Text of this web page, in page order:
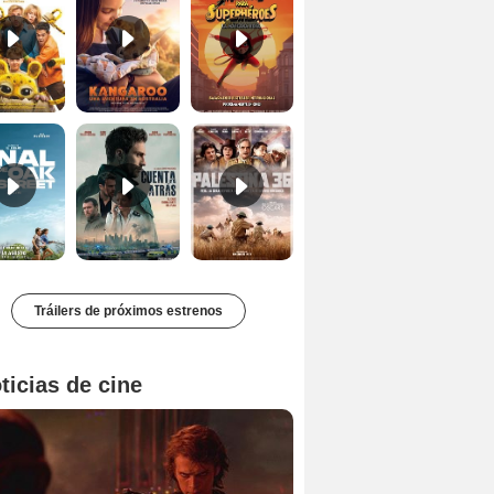
El final de Oak Street Tráiler Cuentra atrás Tráiler Palestina 36 Tráiler VOSE
Tráilers de próximos estrenos
de cine